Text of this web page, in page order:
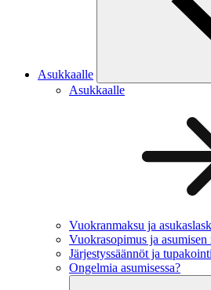
Asukkaalle
Asukkaalle
Vuokranmaksu ja
Vuokrasopimus ja asumisen
Järjestyssäännöt ja
Ongelmia asumisessa?